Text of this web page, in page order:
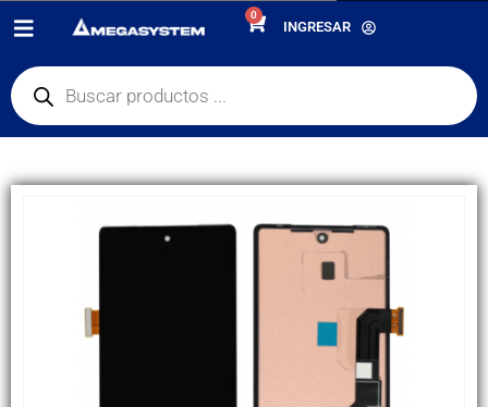
0
INGRESAR
PRODUCTOSREPUESTOS
PANTALLAS